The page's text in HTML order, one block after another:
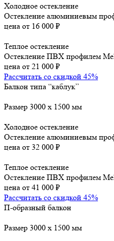
Холодное остекление
Остекление алюминиевым
цена от 16 000 ₽
Теплое остекление
Остекление ПВХ профилем
цена от 21 000 ₽
Рассчитать со скидкой 45%
Балкон типа “каблук”
Размер 3000 х 1500 мм
Холодное остекление
Остекление алюминиевым
цена от 32 000 ₽
Теплое остекление
Остекление ПВХ профилем
цена от 41 000 ₽
Рассчитать со скидкой 45%
П-образный балкон
Размер 3000 х 1500 мм